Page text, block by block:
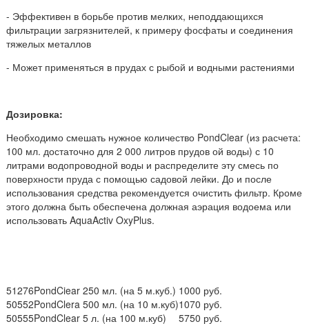
- Эффективен в борьбе против мелких, неподдающихся
фильтрации загрязнителей, к примеру фосфаты и соединения
тяжелых металлов
- Может применяться в прудах с рыбой и водными растениями
Дозировка:
Необходимо смешать нужное количество PondClear (из расчета:
100 мл. достаточно для 2 000 литров прудов ой воды) с 10
литрами водопроводной воды и распределите эту смесь по
поверхности пруда с помощью садовой лейки. До и после
использования средства рекомендуется очистить фильтр. Кроме
этого должна быть обеспечена должная аэрация водоема или
использовать AquaActiv OxyPlus.
51276PondCiear 250 мл. (на 5 м.куб.) 1000 руб.
50552PondClera 500 мл. (на 10 м.куб)1070 руб.
50555PondClear 5 л. (на 100 м.куб)
5750 руб.